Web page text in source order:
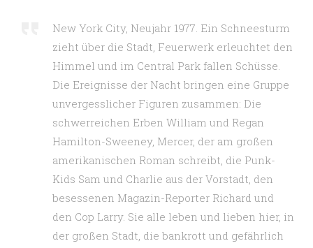
New York City, Neujahr 1977. Ein Schneesturm
zieht über die Stadt, Feuerwerk erleuchtet den
Himmel und im Central Park fallen Schüsse.
Die Ereignisse der Nacht bringen eine Gruppe
unvergesslicher Figuren zusammen: Die
schwerreichen Erben William und Regan
Hamilton-Sweeney, Mercer, der am großen
amerikanischen Roman schreibt, die Punk-
Kids Sam und Charlie aus der Vorstadt, den
besessenen Magazin-Reporter Richard und
den Cop Larry. Sie alle leben und lieben hier, in
der großen Stadt, die bankrott und gefährlich